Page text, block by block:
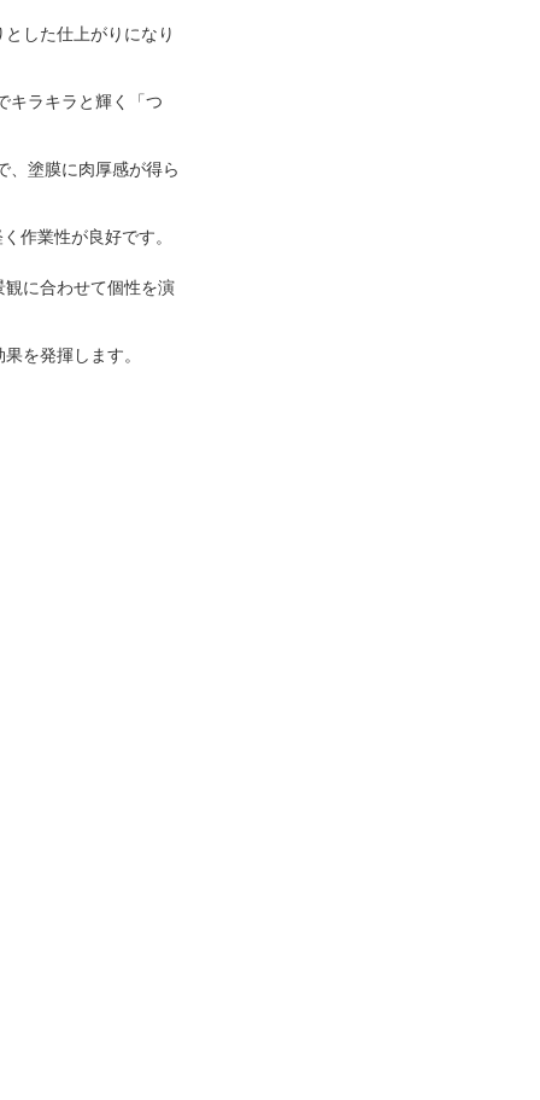
した仕上がりになり
キラキラと輝く「つ
、塗膜に肉厚感が得ら
作業性が良好です。
に合わせて個性を演
を発揮します。